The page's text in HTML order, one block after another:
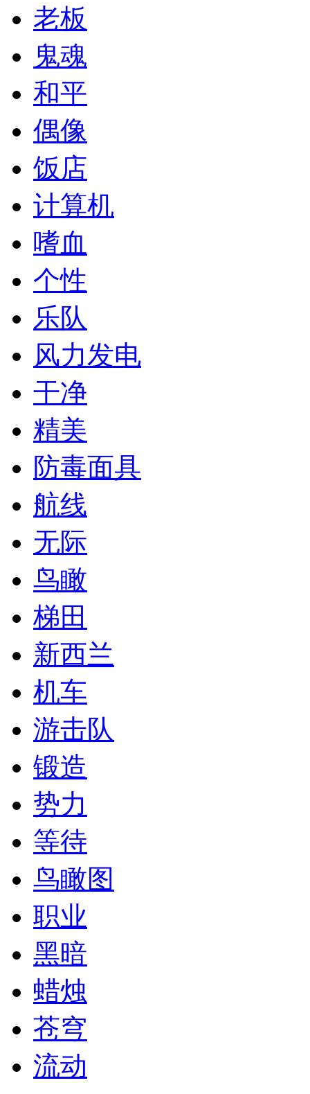
老板
鬼魂
和平
偶像
饭店
计算机
嗜血
个性
乐队
风力发电
干净
精美
防毒面具
航线
无际
鸟瞰
梯田
新西兰
机车
游击队
锻造
势力
等待
鸟瞰图
职业
黑暗
蜡烛
苍穹
流动